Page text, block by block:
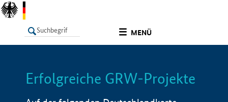
MENÜ
LISTE Info
Erfolgreiche GRW-Projekte